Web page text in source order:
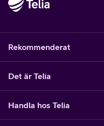
Rekommenderat
Det är Telia
Handla hos Telia